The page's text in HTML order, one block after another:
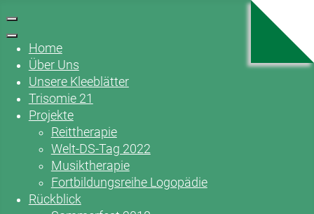
Home
Über Uns
Unsere Kleeblätter
Trisomie 21
Projekte
Reittherapie
Welt-DS-Tag 2022
Musiktherapie
Fortbildungsreihe Logopädie
Rückblick